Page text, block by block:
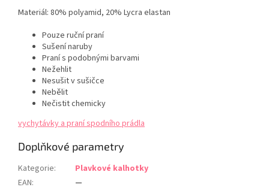
Materiál: 80% polyamid, 20% Lycra elastan
Pouze ruční praní
Sušení naruby
Praní s podobnými barvami
Nežehlit
Nesušit v sušičce
Nebělit
Nečistit chemicky
vychytávky a praní spodního prádla
Doplňkové parametry
Kategorie:
Plavkové kalhotky
EAN:
—